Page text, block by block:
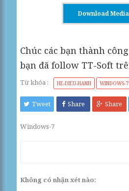
Download
Chúc các bạn thành
bạn đã follow TT-Soft
Từ khóa : HE-DIEU-HANH WINDOWS-7
Tweet Share Share
Windows-7
Không có nhận xét nào: